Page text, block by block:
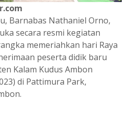
Barnabas Nathaniel Orno,
secara resmi kegiatan
memeriahkan hari Raya
peserta didik baru
Kalam Kudus Ambon
di Pattimura Park,